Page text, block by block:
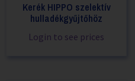
Kerék HIPPO szelektív
hulladékgyűjtőhöz
Login to see prices